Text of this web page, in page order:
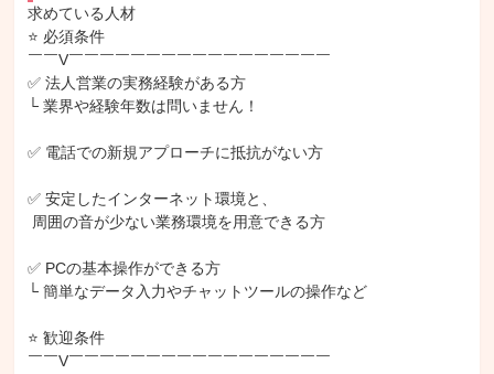
求めている人材
⭐ 必須条件
￣￣V￣￣￣￣￣￣￣￣￣￣￣￣￣￣￣￣￣
✅ 法人営業の実務経験がある方
└ 業界や経験年数は問いません！
✅ 電話での新規アプローチに抵抗がない方
✅ 安定したインターネット環境と、
✅ PCの基本操作ができる方
└ 簡単なデータ入力やチャットツールの操作など
⭐ 歓迎条件
￣￣V￣￣￣￣￣￣￣￣￣￣￣￣￣￣￣￣￣